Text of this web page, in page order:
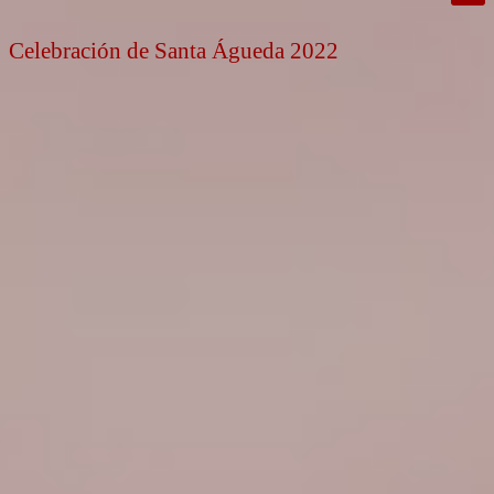
Celebración de Santa Águeda 2022